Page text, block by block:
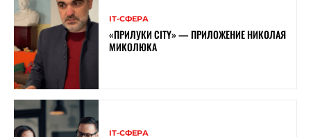
ІТ-СФЕРА
«ПРИЛУКИ CITY» — ПРИЛОЖЕНИЕ НИКОЛАЯ
МИКОЛЮКА
ІТ-СФЕРА